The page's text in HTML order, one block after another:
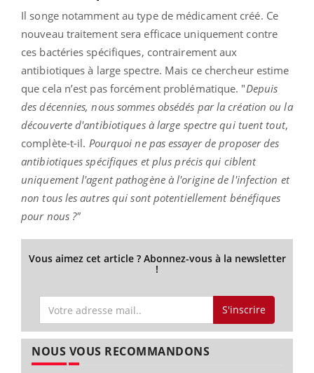
Il songe notamment au type de médicament créé. Ce
nouveau traitement sera efficace uniquement contre
ces bactéries spécifiques, contrairement aux
antibiotiques à large spectre. Mais ce chercheur estime
que cela n’est pas forcément problématique. "Depuis
des décennies, nous sommes obsédés par la création ou la
découverte d'antibiotiques à large spectre qui tuent tout,
complète-t-il. Pourquoi ne pas essayer de proposer des
antibiotiques spécifiques et plus précis qui ciblent
uniquement l'agent pathogène à l'origine de l'infection et
non tous les autres qui sont potentiellement bénéfiques
pour nous ?"
Vous aimez cet article ? Abonnez-vous à la newsletter
!
S'inscrire
NOUS VOUS RECOMMANDONS